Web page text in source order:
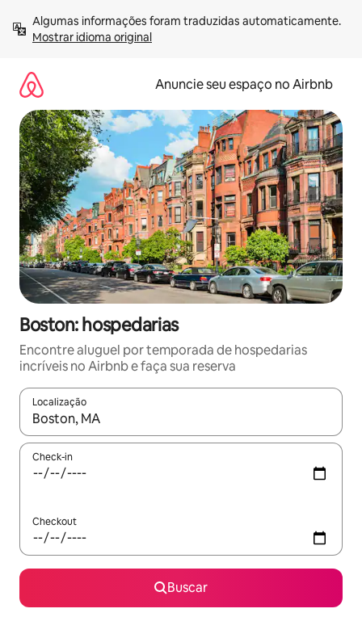
para
Mostrar idioma original
Anuncie seu espaço no Airbnb
Boston: hospedarias
Encontre aluguel por temporada de hospedarias
incríveis no Airbnb e faça sua reserva
Localização
Quando os resultados estiverem disponíveis, explore-os
Check-in
Checkout
Buscar